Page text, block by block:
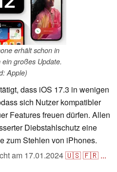
erhält schon in
ein großes Update.
Apple)
dass iOS 17.3 in wenigen
sich Nutzer kompatibler
Features freuen dürfen. Allen
Diebstahlschutz eine
zum Stehlen von iPhones.
am 17.01.2024🇺🇸🇫🇷 ...